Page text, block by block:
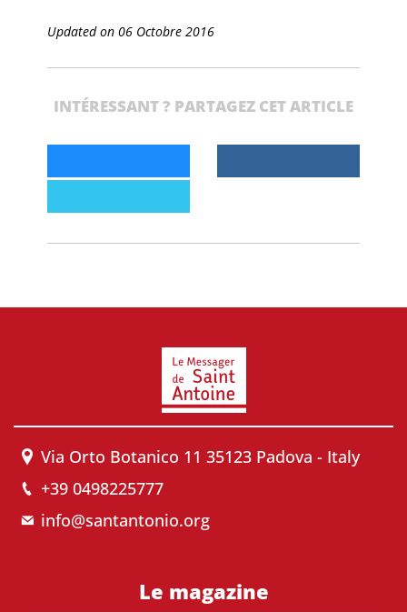
Updated on 06 Octobre 2016
INTÉRESSANT ? PARTAGEZ CET ARTICLE
Via Orto Botanico 11 35123 Padova - Italy
+39 0498225777
info@santantonio.org
Le magazine